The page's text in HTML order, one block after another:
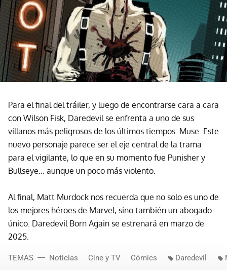
Para el final del tráiler, y luego de encontrarse cara a cara
con Wilson Fisk, Daredevil se enfrenta a uno de sus
villanos más peligrosos de los últimos tiempos: Muse. Este
nuevo personaje parece ser el eje central de la trama
para el vigilante, lo que en su momento fue Punisher y
Bullseye... aunque un poco más violento.
Al final, Matt Murdock nos recuerda que no solo es uno de
los mejores héroes de Marvel, sino también un abogado
único. Daredevil Born Again se estrenará en marzo de
2025.
TEMAS Noticias Cine y TV Cómics Daredevil